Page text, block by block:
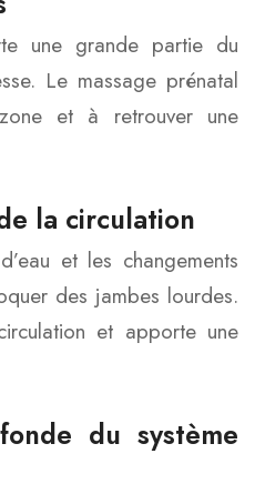
une grande partie du
Le massage prénatal
et à retrouver une
la circulation
et les changements
des jambes lourdes.
et apporte une
du système